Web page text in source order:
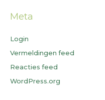
Meta
Login
Vermeldingen feed
Reacties feed
WordPress.org